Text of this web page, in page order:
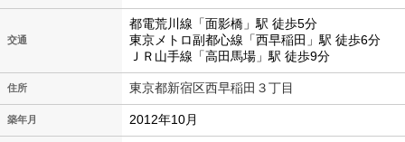
交通
都電荒川線「面影橋」駅 徒歩5分
東京メトロ副都心線「西早稲田」駅 徒歩6分
ＪＲ山手線「高田馬場」駅 徒歩9分
住所 東京都新宿区西早稲田３丁目
築年月 2012年10月